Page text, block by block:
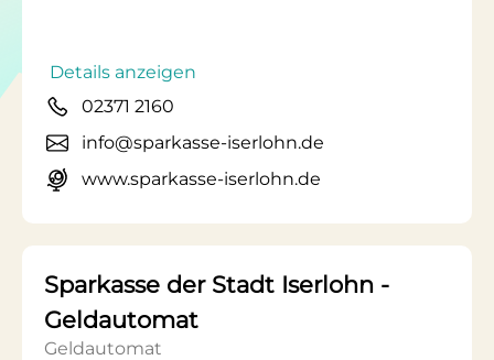
Details anzeigen
02371 2160
info@sparkasse-iserlohn.de
www.sparkasse-iserlohn.de
Sparkasse der Stadt Iserlohn -
Geldautomat
Geldautomat